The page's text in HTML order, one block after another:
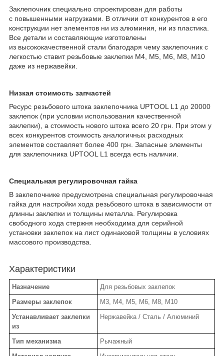
Заклепочник специально спроектирован для работы
с повышенными нагрузками. В отличии от конкурентов в его
конструкции нет элементов ни из алюминия, ни из пластика.
Все детали и составляющие изготовлены
из высококачественной стали благодаря чему заклепочник с
легкостью ставит резьбовые заклепки М4, М5, М6, М8, М10
даже из нержавейки.
Низкая стоимость запчастей
Ресурс резьбового штока заклепочника UPTOOL L1 до 20000
заклепок (при условии использования качественной
заклепки), а стоимость нового штока всего 20 грн. При этом у
всех конкурентов стоимость аналогичных расходных
элементов составляет более 400 грн. Запасные элементы
для заклепочника UPTOOL L1 всегда есть наличии.
Специальная регулировочная гайка
В заклепочнике предусмотрена специальная регулировочная
гайка для настройки хода резьбового штока в зависимости от
длинны заклепки и толщины металла. Регулировка
свободного хода стержня необходима для серийной
установки заклепок на лист одинаковой толщины в условиях
массового производства.
Характеристики
Назначение
Для резьбовых заклепок
Размеры заклепок
М3, М4, М5, М6, М8, М10
Устанавливает заклепки
из
Нержавейка / Сталь / Алюминий
Тип механизма
Рычажный